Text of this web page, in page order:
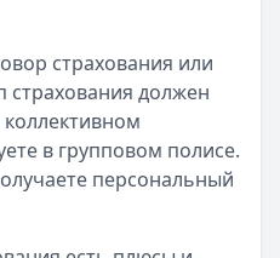
страхования или
страхования должен
в групповом полисе.
персональный